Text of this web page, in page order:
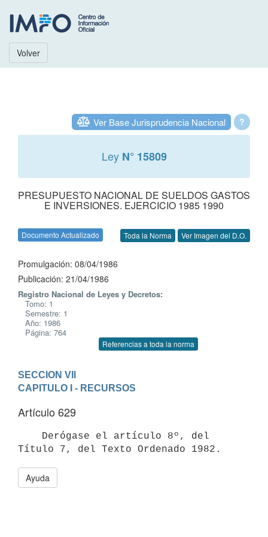
Volver
?
Ver Base Jurisprudencia Nacional
Ley N° 15809
PRESUPUESTO NACIONAL DE SUELDOS GASTOS
E INVERSIONES. EJERCICIO 1985 1990
Documento Actualizado Toda la Norma Ver Imagen del D.O.
Promulgación: 08/04/1986
Publicación: 21/04/1986
Registro Nacional de Leyes y Decretos:
Tomo: 1
Semestre: 1
Año: 1986
Página: 764
Referencias a toda la norma
SECCION VII
CAPITULO I - RECURSOS
Artículo 629
Ayuda